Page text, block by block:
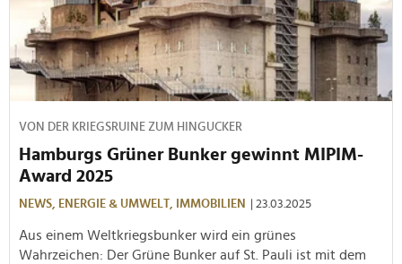
VON DER KRIEGSRUINE ZUM HINGUCKER
Hamburgs Grüner Bunker gewinnt MIPIM-
Award 2025
NEWS, ENERGIE & UMWELT, IMMOBILIEN | 23.03.2025
Aus einem Weltkriegsbunker wird ein grünes
Wahrzeichen: Der Grüne Bunker auf St. Pauli ist mit dem